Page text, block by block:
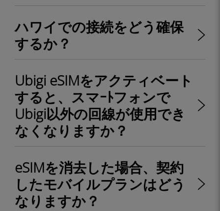
ハワイでの接続をどう確保
するか？
Ubigi eSIMをアクティベート
すると、スマｰﾄフォンで
Ubigi以外の回線が使用でき
なくなりますか？
eSIMを消去した場合、契約
したモバイルプランはどう
なりますか？